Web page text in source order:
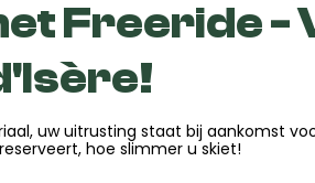
om
tot de
Freeride -
uw uitrusting staat bij aankomst
hoe slimmer u skiet!